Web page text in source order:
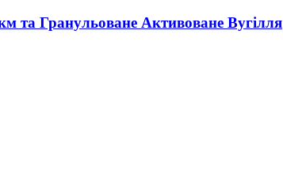
та Гранульоване Активоване Вугілля